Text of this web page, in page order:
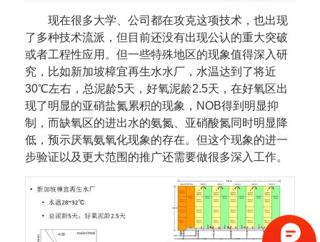
现在很多大学、公司都在攻克这项技术，也出现
了多种技术流派，但目前还没有出现公认的重大突破
或者工程性应用。但一些特殊地区的现象值得深入研
究，比如新加坡樟宜再生水水厂，水温达到了将近
30℃左右，总泥龄5天，好氧泥龄2.5天，在好氧区出
现了明显的亚硝盐氮累积的现象，NOB得到明显抑
制，而缺氧区的进出水的氨氮、亚硝酸氮同时明显降
低，预示厌氧氨氧化现象的存在。但这个现象的进一
步验证以及更大范围的推广还需要做很多深入工作。